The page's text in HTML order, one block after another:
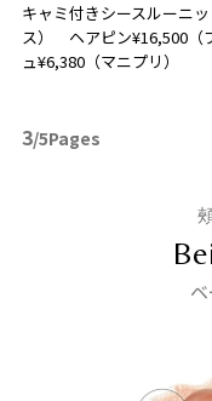
キャミ付きシースルーニ
ス） ヘアピン¥16,500（
ュ¥6,380（マニプリ）
3/5Pages